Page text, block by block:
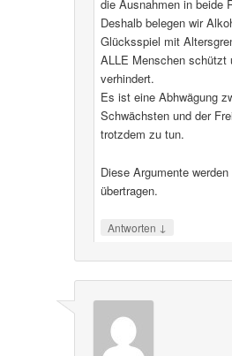
die Ausnahmen in beide
Deshalb belegen wir
Glücksspiel mit
ALLE Menschen schützt
verhindert.
Es ist eine Abhwägung
Schwächsten und der
trotzdem zu tun.
Diese Argumente
übertragen.
Antworten ↓